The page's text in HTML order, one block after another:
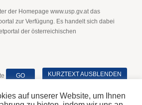
der Homepage www.usp.gv.at das
zur Verfügung. Es handelt sich dabei
der österreichischen
KURZTEXT AUSBLENDEN
auf unserer Website, um Ihnen